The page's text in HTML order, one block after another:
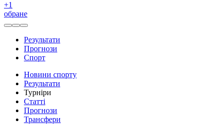
+1
обране
Результати
Прогнози
Спорт
Новини спорту
Результати
Турніри
Статті
Прогнози
Трансфери